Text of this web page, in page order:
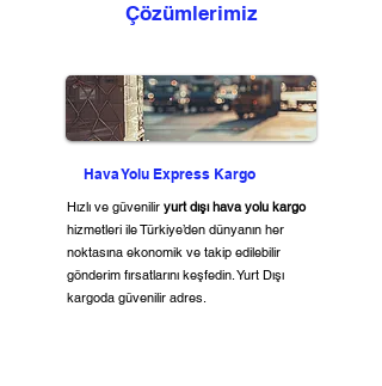
Çözümlerimiz
Hava Yolu Express Kargo
Hızlı ve güvenilir yurt dışı hava yolu kargo
hizmetleri ile Türkiye’den dünyanın her
noktasına ekonomik ve takip edilebilir
gönderim fırsatlarını keşfedin. Yurt Dışı
kargoda güvenilir adres.